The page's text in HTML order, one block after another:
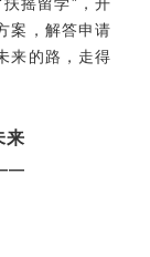
案，解答申请
来的路，走得
来